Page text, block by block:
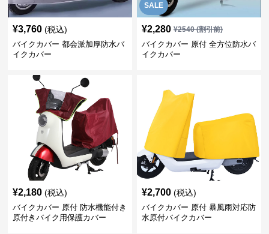
¥3,760 (税込)
バイクカバー 都会派加厚防水バ
イクカバー
SALE
¥2,280 ¥2540(割引前)
バイクカバー 原付 全方位防水バ
イクカバー
¥2,180 (税込)
バイクカバー 原付 防水機能付き
原付きバイク用保護カバー
¥2,700 (税込)
バイクカバー 原付 暴風雨対応防
水原付バイクカバー